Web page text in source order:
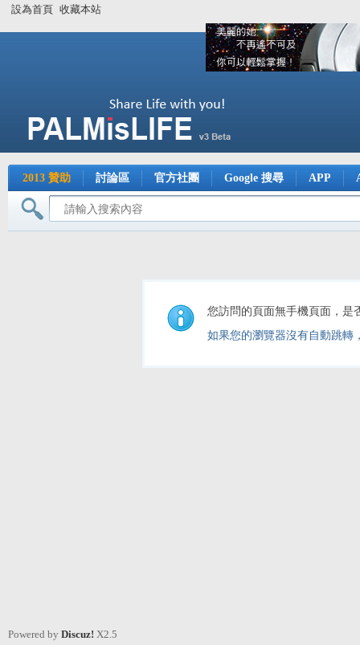
設為首頁 收藏本站
2013 贊助 討論區 官方社團 Google 搜尋 APP
您訪問的頁面無手機頁面，是
如果您的瀏覽器沒有自動跳轉
Powered by Discuz! X2.5